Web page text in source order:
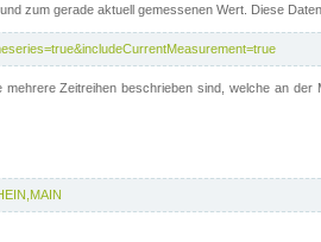
zum gerade aktuell gemessenen Wert. Diese
mehrere Zeitreihen beschrieben sind, welche an